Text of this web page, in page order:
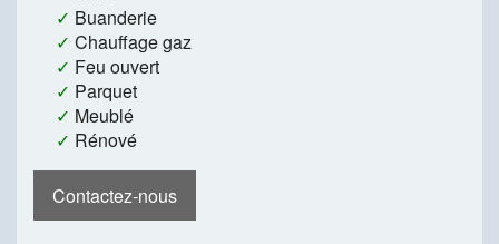
✓ Buanderie
✓ Chauffage gaz
✓ Feu ouvert
✓ Parquet
✓ Meublé
✓ Rénové
Contactez-nous